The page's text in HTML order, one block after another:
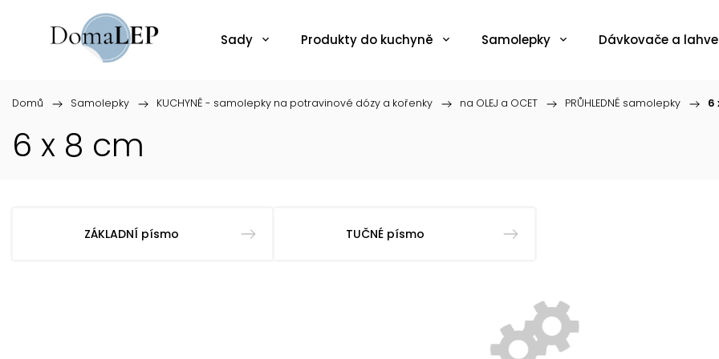
Sady Produkty do kuchyně Samolepky Dávkovače a lahve
Domů / Samolepky / KUCHYNĚ - samolepky na potravinové dózy a kořenky / na OLEJ a OCET / PRŮHLEDNÉ samolepky / 6
6 x 8 cm
ZÁKLADNÍ písmo TUČNÉ písmo